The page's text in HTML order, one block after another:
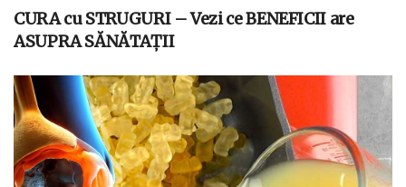
CURA cu STRUGURI – Vezi ce BENEFICII are
ASUPRA SĂNĂTAȚII